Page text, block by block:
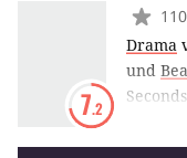
7.2
110
Drama
und